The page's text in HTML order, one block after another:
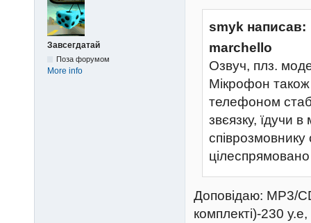
Завсегдатай
Поза форумом
More info
smyk написав:
marchello
Озвуч, плз.
Мікрофон
телефоном
звєязку, їдучи
Доповідаю: MP3/
комплекті)-230